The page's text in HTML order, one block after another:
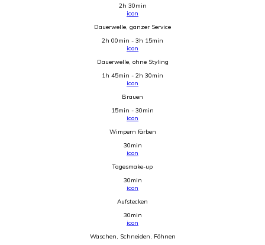
2h 30min
icon
Dauerwelle, ganzer Service
2h 00min - 3h 15min
icon
Dauerwelle, ohne Styling
1h 45min - 2h 30min
icon
Brauen
15min - 30min
icon
Wimpern färben
30min
icon
Tagesmake-up
30min
icon
Aufstecken
30min
icon
Waschen, Schneiden, Föhnen